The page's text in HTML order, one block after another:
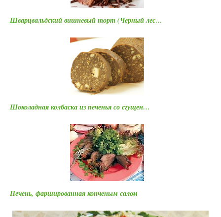
Шварцвальдский вишневый торт (Черный лес…
Шоколадная колбаска из печенья со сгущен…
Печень, фаршированная копченым салом